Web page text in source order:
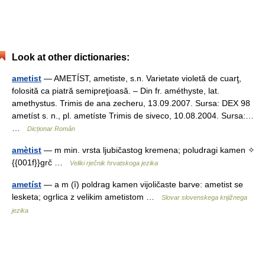
Look at other dictionaries:
ametist — AMETÍST, ametiste, s.n. Varietate violetă de cuarţ,
folosită ca piatră semipreţioasă. – Din fr. améthyste, lat.
amethystus. Trimis de ana zecheru, 13.09.2007. Sursa: DEX 98
ametíst s. n., pl. ametíste Trimis de siveco, 10.08.2004. Sursa:…
Dicționar Român
amètist — m min. vrsta ljubičastog kremena; poludragi kamen ✧
{{001f}}grč …
Veliki rječnik hrvatskoga jezika
ametíst — a m (ȋ) poldrag kamen vijoličaste barve: ametist se
lesketa; ogrlica z velikim ametistom …
Slovar slovenskega knjižnega
jezika